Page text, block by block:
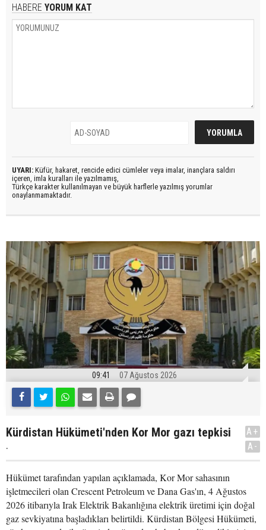
HABERE YORUM KAT
UYARI: Küfür, hakaret, rencide edici cümleler veya imalar, inançlara saldırı
içeren, imla kuralları ile yazılmamış,
Türkçe karakter kullanılmayan ve büyük harflerle yazılmış yorumlar
onaylanmamaktadır.
09:41 07 Ağustos 2026
Kürdistan Hükümeti'nden Kor Mor gazı tepkisi
.
A+
A-
Hükümet tarafından yapılan açıklamada, Kor Mor sahasının
işletmecileri olan Crescent Petroleum ve Dana Gas'ın, 4 Ağustos
2026 itibarıyla Irak Elektrik Bakanlığına elektrik üretimi için doğal
gaz sevkiyatına başladıkları belirtildi. Kürdistan Bölgesi Hükümeti,